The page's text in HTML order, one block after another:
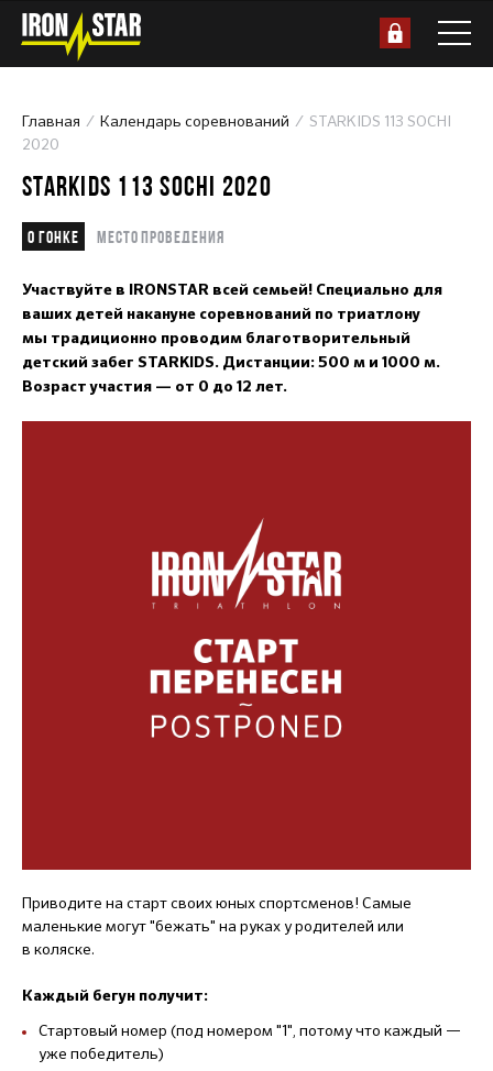
Главная Календарь соревнований
STARKIDS 113 SOCHI
2020
STARKIDS 113 SOCHI 2020
О гонке Место проведения
Участвуйте в IRONSTAR всей семьей! Специально для
ваших детей накануне соревнований по триатлону
мы традиционно проводим благотворительный
детский забег STARKIDS. Дистанции: 500 м и 1000 м.
Возраст участия — от 0 до 12 лет.
Приводите на старт своих юных спортсменов! Самые
маленькие могут "бежать" на руках у родителей или
в коляске.
Каждый бегун получит:
Стартовый номер (под номером "1", потому что каждый —
уже победитель)